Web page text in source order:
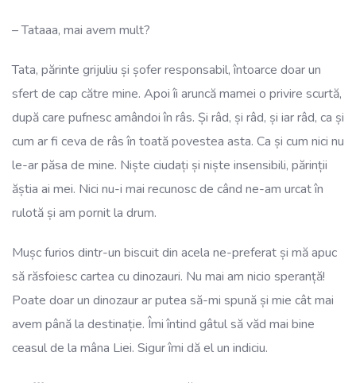
– Tataaa, mai avem mult?
Tata, părinte grijuliu și șofer responsabil, întoarce doar un
sfert de cap către mine. Apoi îi aruncă mamei o privire scurtă,
după care pufnesc amândoi în râs. Și râd, și râd, și iar râd, ca și
cum ar fi ceva de râs în toată povestea asta. Ca și cum nici nu
le-ar păsa de mine. Niște ciudați și niște insensibili, părinții
ăștia ai mei. Nici nu-i mai recunosc de când ne-am urcat în
rulotă și am pornit la drum.
Mușc furios dintr-un biscuit din acela ne-preferat și mă apuc
să răsfoiesc cartea cu dinozauri. Nu mai am nicio speranță!
Poate doar un dinozaur ar putea să-mi spună și mie cât mai
avem până la destinație. Îmi întind gâtul să văd mai bine
ceasul de la mâna Liei. Sigur îmi dă el un indiciu.